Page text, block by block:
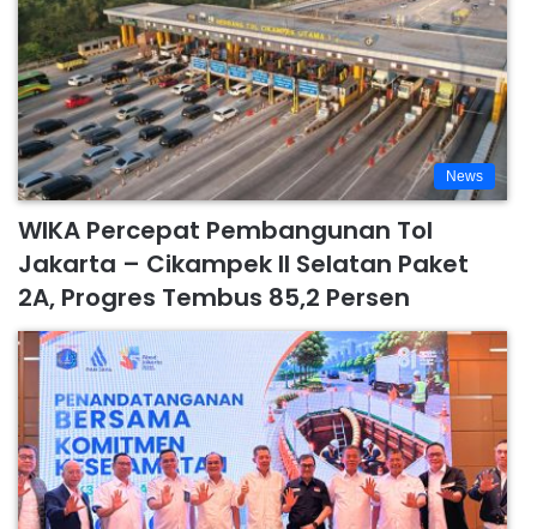
News
WIKA Percepat Pembangunan Tol
Jakarta – Cikampek II Selatan Paket
2A, Progres Tembus 85,2 Persen